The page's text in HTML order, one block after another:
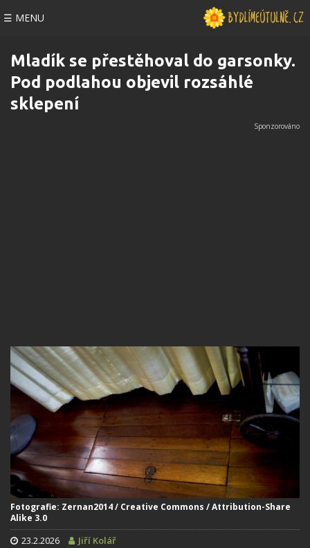
☰ MENU
Mladík se přestěhoval do garsonky.
Pod podlahou objevil rozsáhlé
sklepení
Fotografie: Zernan2014 / Creative Commons / Attribution-Share
Alike 3.0
23.2.2026 Jiří Kolář